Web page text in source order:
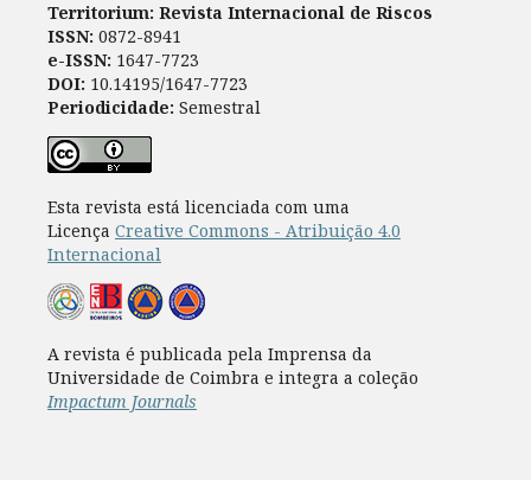
Territorium: Revista Internacional de Riscos
ISSN: 0872-8941
e-ISSN: 1647-7723
DOI: 10.14195/1647-7723
Periodicidade: Semestral
Esta revista está licenciada com uma
Licença Creative Commons - Atribuição 4.0
Internacional
A revista é publicada pela Imprensa da
Universidade de Coimbra e integra a coleção
Impactum Journals